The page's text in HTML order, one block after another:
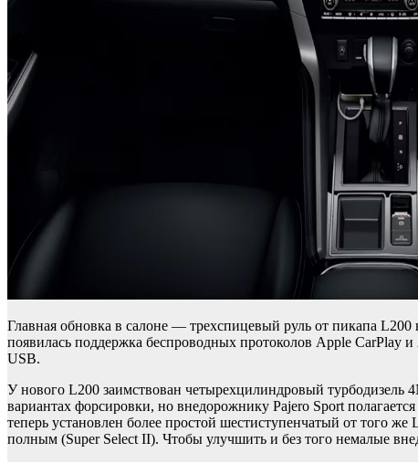
Главная обновка в салоне — трехспицевый руль от пикапа
появилась поддержка беспроводных протоколов Apple CarPlay
USB.
У нового L200 заимствован четырехцилиндровый турбодизель
вариантах форсировки, но внедорожнику Pajero Sport
теперь установлен более простой шестиступенчатый от того
полным (Super Select II). Чтобы улучшить и без того немалые